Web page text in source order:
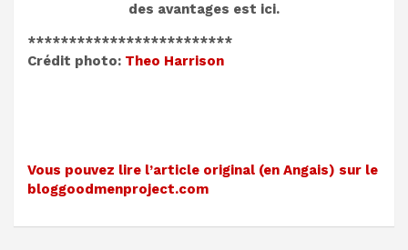
des avantages est ici.
*************************
Crédit photo: Theo Harrison
Vous pouvez lire l’article original (en Angais) sur le
bloggoodmenproject.com